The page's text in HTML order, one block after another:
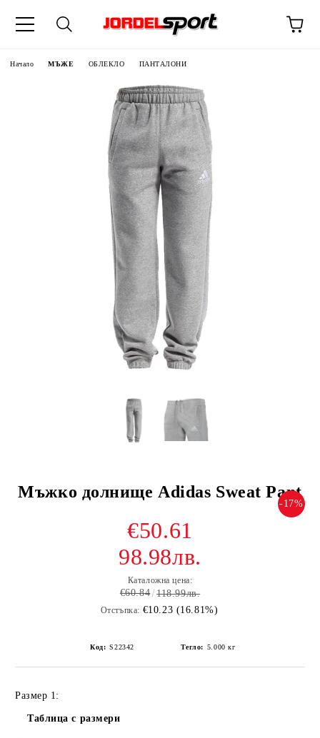
Начало МЪЖЕ ОБЛЕКЛО ПАНТАЛОНИ
Мъжко долнище Adidas Sweat Pant
-17%
€50.61
98.98лв.
Каталожна цена:
€60.84 118.99лв.
Отстъпка: €10.23 (16.81%)
Код: S22342 Тегло: 5.000 кг
Размер 1:
Таблица с размери